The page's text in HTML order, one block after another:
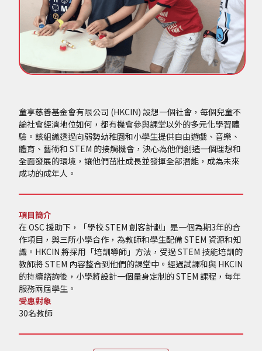
童享慈善基金會有限公司 (HKCIN) 設想一個社會，每個兒童不
論社會經濟地位如何，都有機會參與課堂以外的多元化學習體
驗。該組織透過向弱勢幼稚園和小學生提供自由遊戲、音樂、
體育、藝術和 STEM 的接觸機會，決心為他們創造一個理想和
全面發展的環境，讓他們茁壯成長並發揮全部潛能，成為未來
成功的成年人。
項目簡介
在 OSC 援助下，「學校 STEM 創客計劃」是一個為期3年的合
作項目，與三所小學合作，為教師和學生配備 STEM 資源和知
識。HKCIN 將採用「培訓導師」方法，受過 STEM 技能培訓的
教師將 STEM 內容整合到他們的課堂中。經過試課和與 HKCIN
的持續諮詢後，小學將設計一個量身定制的 STEM 課程，每年
服務兩屆學生。
受惠對象
30名教師